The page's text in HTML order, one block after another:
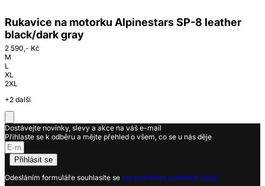
Rukavice na motorku Alpinestars SP-8 leather
black/dark gray
2 590,- Kč
M
L
XL
2XL
+2 další
Dostávejte novinky, slevy a akce na váš e-mail
Přihlaste se k odběru a mějte přehled o všem, co se u nás děje
Přihlásit se
Odesláním formuláře souhlasíte se zpracováním osobních údajů.